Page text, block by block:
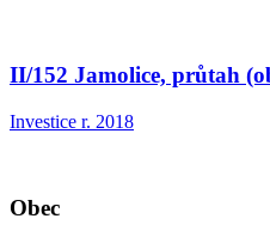
II/152 Jamolice, průtah
Investice r. 2018
Obec